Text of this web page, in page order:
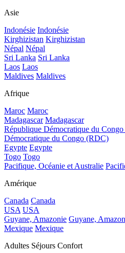
Asie
Indonésie Indonésie
Kirghizistan Kirghizistan
Népal Népal
Sri Lanka Sri Lanka
Laos Laos
Maldives Maldives
Afrique
Maroc Maroc
Madagascar Madagascar
République Démocratique du
Démocratique du Congo (RDC)
Egypte Egypte
Togo Togo
Pacifique, Océanie et Australie
Amérique
Canada Canada
USA USA
Guyane, Amazonie Guyane,
Mexique Mexique
Adultes Séjours Confort